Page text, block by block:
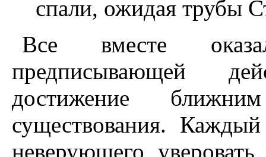
спали, ожидая трубы
Все вместе
предписывающей
достижение
существования.
неверующего